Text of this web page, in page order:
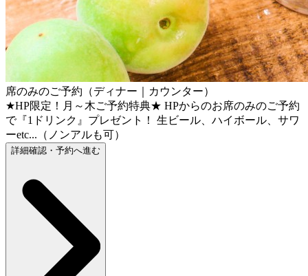
席のみのご予約（ディナー｜カウンター）
★HP限定！月～木ご予約特典★ HPからのお席のみのご予約
で『1ドリンク』プレゼント！ 生ビール、ハイボール、サワ
ーetc...（ノンアルも可）
詳細確認・予約へ進む